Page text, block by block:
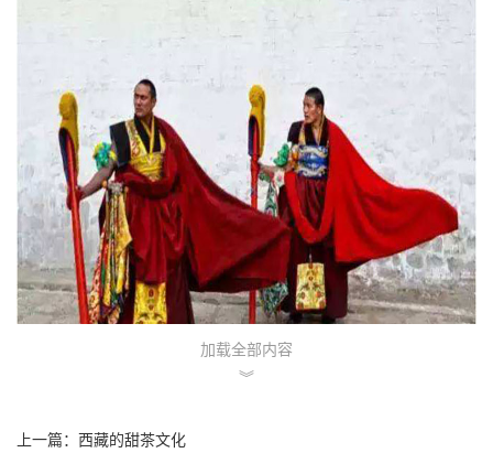
加载全部内容
︾
上一篇： 西藏的甜茶文化